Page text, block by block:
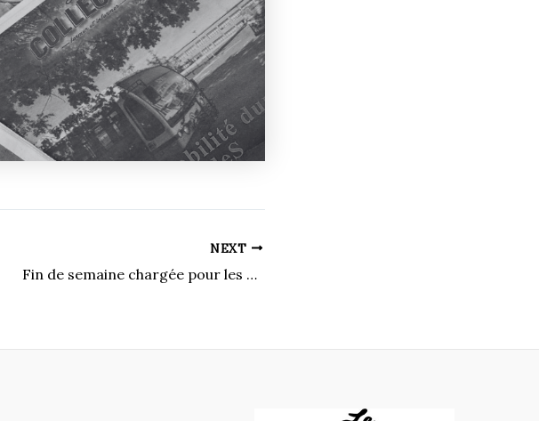
NEXT
Fin de semaine chargée pour les athlètes du Vert & Or